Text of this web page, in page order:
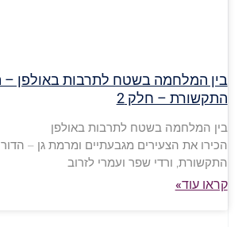
בין המלחמה בשטח לתרבות באולפן
התקשורת – חלק 2
בין המלחמה בשטח לתרבות באולפן
הכירו את הצעירים מגבעתיים ומרמת גן –
התקשורת, ורדי שפר ועמרי לזרוב
קראו עוד»